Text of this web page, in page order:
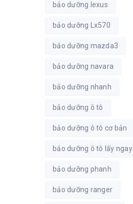
bảo dưỡng lexus
bảo dưỡng Lx570
bảo dưỡng mazda3
bảo dưỡng navara
bảo dưỡng nhanh
bảo dưỡng ô tô
bảo dưỡng ô tô cơ bản
bảo dưỡng ô tô lấy ngay
bảo dưỡng phanh
bảo dưỡng ranger